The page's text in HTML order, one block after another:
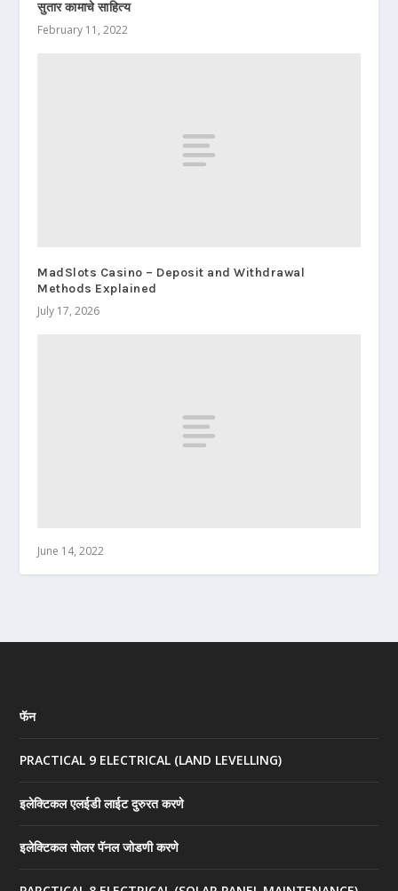
सुतार कामाचे साहित्य
February 11, 2022
MadSlots Casino – Deposit and Withdrawal
Methods Explained
July 17, 2026
June 14, 2022
फॅन
PRACTICAL 9 ELECTRICAL (LAND LEVELLING)
इलेक्टिकल एलईडी लाईट दुरुरत करणे
इलेक्टिकल सोलर पॅनल जोडणी करणे